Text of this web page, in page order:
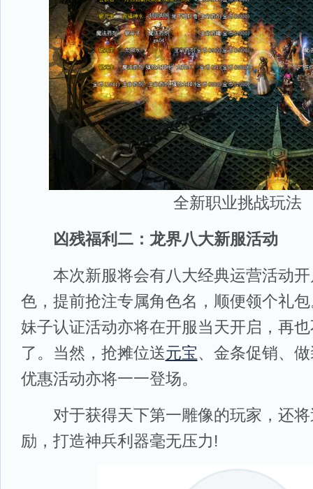
全新职业挑战玩法
凶残福利二：龙界八大新服活动
本次新服将会有八大经典运营活动开
色，提前抢注专属角色名，顺便领个礼
妹子认证活动亦将在开服当天开启，再
了。当然，抢摊位送元宝、金条促销、
优惠活动亦将一一登场。
对于获得天下第一雕像的玩家，还将
励，打造神兵利器毫无压力!